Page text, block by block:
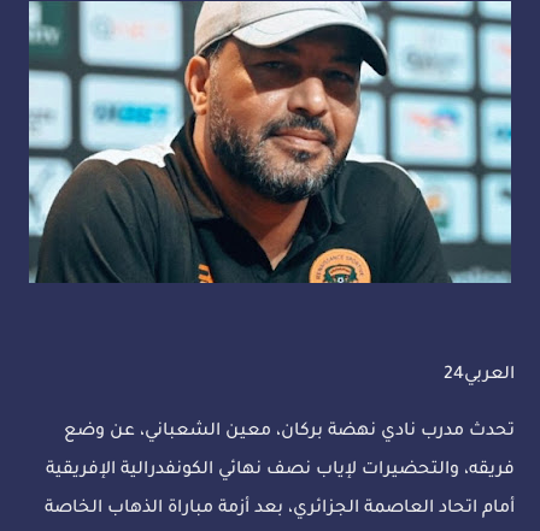
العربي24
تحدث مدرب نادي نهضة بركان، معين الشعباني، عن وضع
فريقه، والتحضيرات لإياب نصف نهائي الكونفدرالية الإفريقية
أمام اتحاد العاصمة الجزائري، بعد أزمة مباراة الذهاب الخاصة